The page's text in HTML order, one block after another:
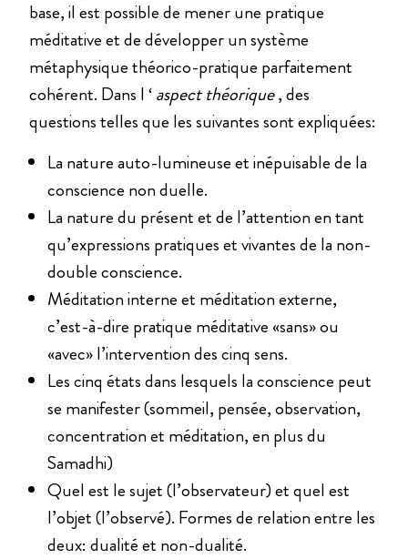
base, il est possible de mener une pratique
méditative et de développer un système
métaphysique théorico-pratique parfaitement
cohérent. Dans l ‘aspect théorique, des
questions telles que les suivantes sont expliquées:
La nature auto-lumineuse et inépuisable de la
conscience non duelle.
La nature du présent et de l’attention en tant
qu’expressions pratiques et vivantes de la non-
double conscience.
Méditation interne et méditation externe,
c’est-à-dire pratique méditative «sans» ou
«avec» l’intervention des cinq sens.
Les cinq états dans lesquels la conscience peut
se manifester (sommeil, pensée, observation,
concentration et méditation, en plus du
Samadhi)
Quel est le sujet (l’observateur) et quel est
l’objet (l’observé). Formes de relation entre les
deux: dualité et non-dualité.